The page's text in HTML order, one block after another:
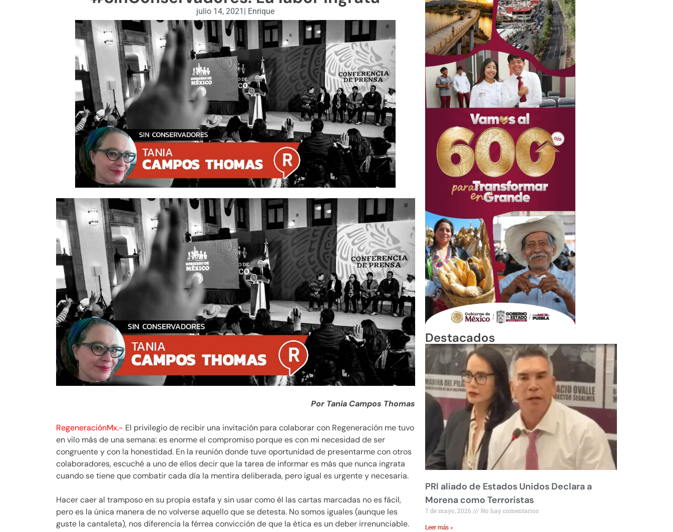
julio 14, 2021 Enrique
Por Tania Campos Thomas
RegeneraciónMx.- El privilegio de recibir una invitación para colaborar con Regeneración me tuvo
en vilo más de una semana: es enorme el compromiso porque es con mi necesidad de ser
congruente y con la honestidad. En la reunión donde tuve oportunidad de presentarme con otros
colaboradores, escuché a uno de ellos decir que la tarea de informar es más que nunca ingrata
cuando se tiene que combatir cada día la mentira deliberada, pero igual es urgente y necesaria.
Hacer caer al tramposo en su propia estafa y sin usar como él las cartas marcadas no es fácil,
pero es la única manera de no volverse aquello que se detesta. No somos iguales (aunque les
guste la cantaleta), nos diferencia la férrea convicción de que la ética es un deber irrenunciable.
Destacados
PRI aliado de Estados Unidos Declara a
Morena como Terroristas
7 de mayo, 2026 No hay comentarios
Leer más »